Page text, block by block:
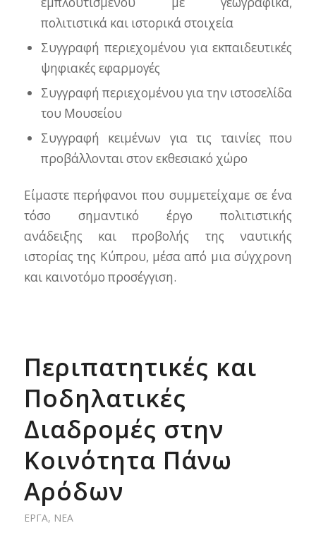
πολιτιστικά και ιστορικά στοιχεία
Συγγραφή περιεχομένου για εκπαιδευτικές
ψηφιακές εφαρμογές
Συγγραφή περιεχομένου για την ιστοσελίδα
του Μουσείου
Συγγραφή κειμένων για τις ταινίες που
προβάλλονται στον εκθεσιακό χώρο
Είμαστε περήφανοι που συμμετείχαμε σε ένα
τόσο σημαντικό έργο πολιτιστικής
ανάδειξης και προβολής της ναυτικής
ιστορίας της Κύπρου, μέσα από μια σύγχρονη
και καινοτόμο προσέγγιση.
Περιπατητικές και
Ποδηλατικές
Διαδρομές στην
Κοινότητα Πάνω
Αρόδων
ΈΡΓΑ, ΝΈΑ